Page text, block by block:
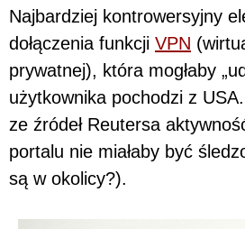
Najbardziej kontrowersyjny
dołączenia funkcji VPN
prywatnej), która mogłaby
użytkownika pochodzi z
ze źródeł Reutersa
portalu nie miałaby być
są w okolicy?).